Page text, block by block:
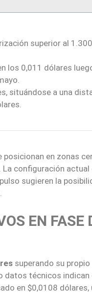
superior al
los 0,011 dólares
situándose a una
posicionan en zonas
configuración
sugieren la
EN FASE
superando su
datos técnicos
en $0,0108